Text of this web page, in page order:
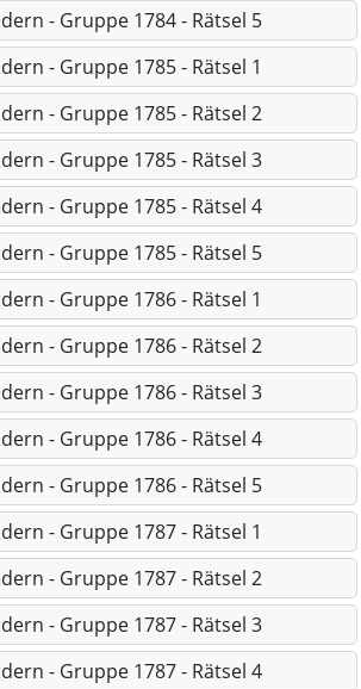
- Gruppe 1784 - Rätsel 5
- Gruppe 1785 - Rätsel 1
- Gruppe 1785 - Rätsel 2
- Gruppe 1785 - Rätsel 3
- Gruppe 1785 - Rätsel 4
- Gruppe 1785 - Rätsel 5
- Gruppe 1786 - Rätsel 1
- Gruppe 1786 - Rätsel 2
- Gruppe 1786 - Rätsel 3
- Gruppe 1786 - Rätsel 4
- Gruppe 1786 - Rätsel 5
- Gruppe 1787 - Rätsel 1
- Gruppe 1787 - Rätsel 2
- Gruppe 1787 - Rätsel 3
- Gruppe 1787 - Rätsel 4